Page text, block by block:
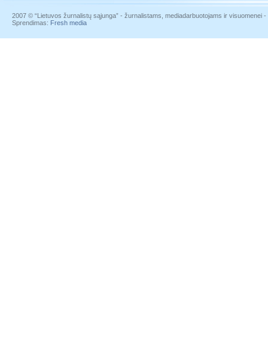
2007 © “Lietuvos žurnalistų sąjunga” - žurnalistams, mediadarbuotojams ir visuomenei
Sprendimas: Fresh media